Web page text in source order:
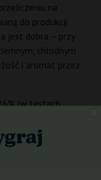
na
do produkcji
jest dobra – przy
chłodnym
i aromat przez
(w testach
Inne kannabinoidy,
ilościach
co potwierdzają